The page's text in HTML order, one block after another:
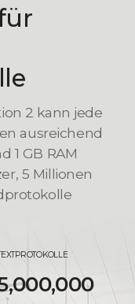
2 kann jede
ausreichend
1 GB RAM
5 Millionen